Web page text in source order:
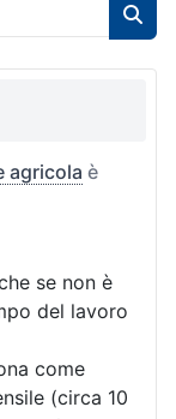
agricola è
se non è
del lavoro
come
(circa 10